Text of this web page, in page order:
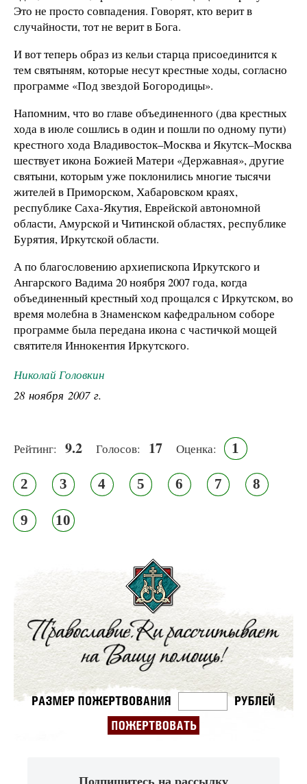
Это не просто совпадения. Говорят, кто верит в
случайности, тот не верит в Бога.
И вот теперь образ из кельи старца присоединится к
тем святыням, которые несут крестные ходы, согласно
программе «Под звездой Богородицы».
Напомним, что во главе объединенного (два крестных
хода в июле сошлись в один и пошли по одному пути)
крестного хода Владивосток–Москва и Якутск–Москва
шествует икона Божией Матери «Державная», другие
святыни, которым уже поклонились многие тысячи
жителей в Приморском, Хабаровском краях,
республике Саха-Якутия, Еврейской автономной
области, Амурской и Читинской областях, республике
Бурятия, Иркутской области.
А по благословению архиепископа Иркутского и
Ангарского Вадима 20 ноября 2007 года, когда
объединенный крестный ход прощался с Иркутском, во
время молебна в Знаменском кафедральном соборе
программе была передана икона с частичкой мощей
святителя Иннокентия Иркутского.
Николай Головкин
28 ноября 2007 г.
Рейтинг: 9.2 Голосов: 17 Оценка: 1
2 3 4 5 6 7 8
9 10